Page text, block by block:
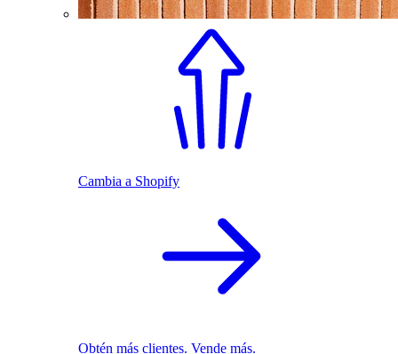
Cambia a Shopify
Obtén más clientes. Vende más.